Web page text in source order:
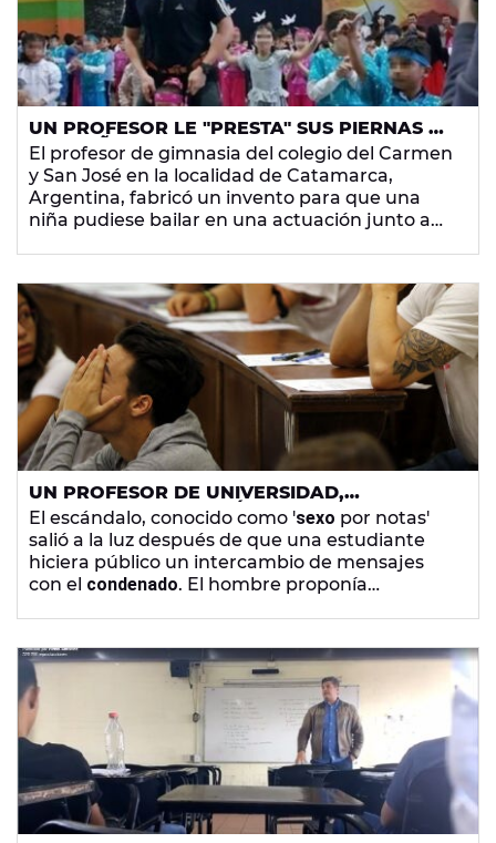
UN PROFESOR LE "PRESTA" SUS PIERNAS A
UNA NIÑA DISCAPACITADA PARA QUE
PUEDA BAILAR
El profesor de gimnasia del colegio del Carmen
y San José en la localidad de Catamarca,
Argentina, fabricó un invento para que una
niña pudiese bailar en una actuación junto a
cintura para abajo.
UN PROFESOR DE UNIVERSIDAD,
CONDENADO A PRISIÓN POR APROBAR A
SUS ALUMNOS A CAMBIO DE SEXO
El escándalo, conocido como 'sexo por notas'
salió a la luz después de que una estudiante
hiciera público un intercambio de mensajes
con el condenado. El hombre proponía